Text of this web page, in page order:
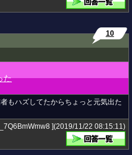
10
た
もハズしてたからちょっと元気出た
](2019/11/22 08:15:11)